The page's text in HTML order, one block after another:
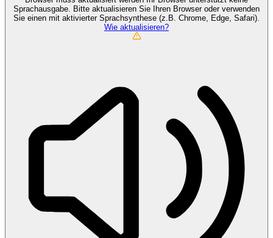
Sprachausgabe. Bitte aktualisieren Sie Ihren Browser oder verwenden
Sie einen mit aktivierter Sprachsynthese (z.B. Chrome, Edge, Safari).
Wie aktualisieren?